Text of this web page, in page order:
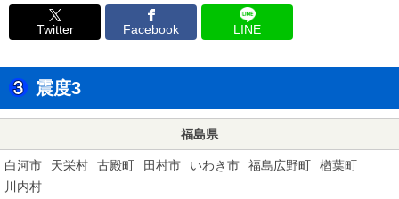
Twitter Facebook LINE
震度3
福島県
白河市 天栄村 古殿町 田村市 いわき市 福島広野町
楢葉町
川内村